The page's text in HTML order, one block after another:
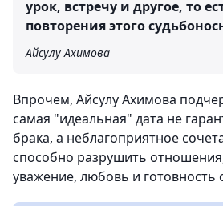
урок, встречу и другое, то
повторения этого
Айсулу Ахимова
Впрочем, Айсулу Ахимова
самая "идеальная" дата не
брака, а неблагоприятное
способно разрушить
уважение, любовь и готовность